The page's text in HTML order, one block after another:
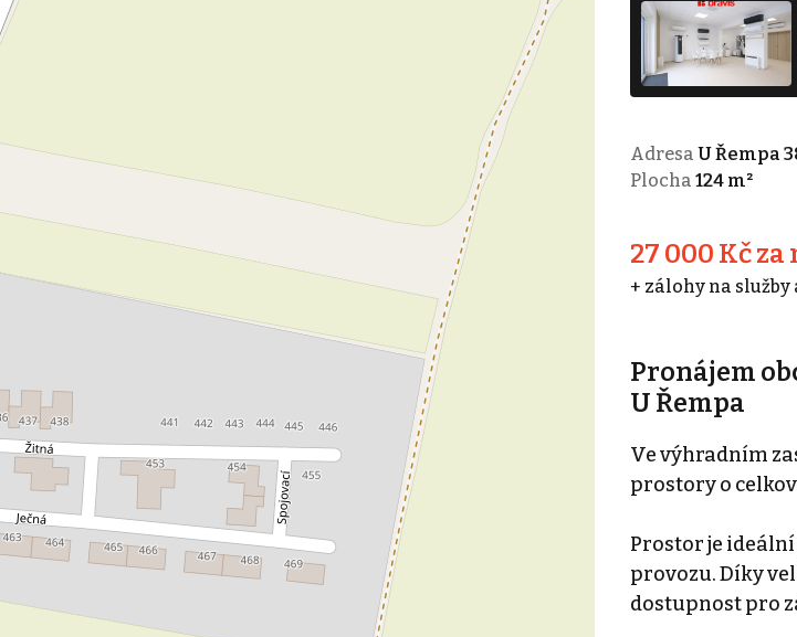
Adresa U Řempa
Plocha 124 m²
27 000 Kč za
+ zálohy na služby
Pronájem
U Řempa
Ve výhradním
prostory o
Prostor je
provozu. Díky
dostupnost pro